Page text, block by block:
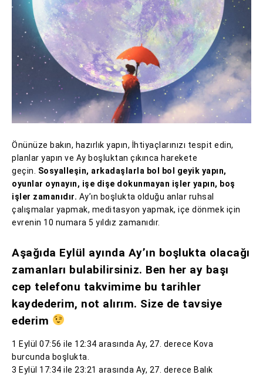
Önünüze bakın, hazırlık yapın, İhtiyaçlarınızı tespit edin,
planlar yapın ve Ay boşluktan çıkınca harekete
geçin. Sosyalleşin, arkadaşlarla bol bol geyik yapın,
oyunlar oynayın, işe dişe dokunmayan işler yapın, boş
işler zamanıdır. Ay’ın boşlukta olduğu anlar ruhsal
çalışmalar yapmak, meditasyon yapmak, içe dönmek için
evrenin 10 numara 5 yıldız zamanıdır.
Aşağıda Eylül ayında Ay’ın boşlukta olacağı
zamanları bulabilirsiniz. Ben her ay başı
cep telefonu takvimime bu tarihler
kaydederim, not alırım. Size de tavsiye
ederim
1 Eylül 07:56 ile 12:34 arasında Ay, 27. derece Kova
burcunda boşlukta.
3 Eylül 17:34 ile 23:21 arasında Ay, 27. derece Balık